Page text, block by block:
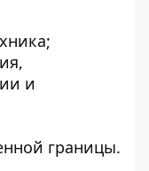
и
границы.